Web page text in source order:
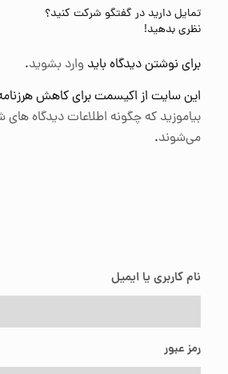
تمایل دارید در گفتگو شرکت کنید؟
نظری بدهید!
برای نوشتن دیدگاه باید وارد بشوید.
این سایت از اکیسمت برای کاهش
بیاموزید که چگونه اطلاعات دیدگاه های
می‌شوند.
نام کاربری یا ایمیل
رمز عبور